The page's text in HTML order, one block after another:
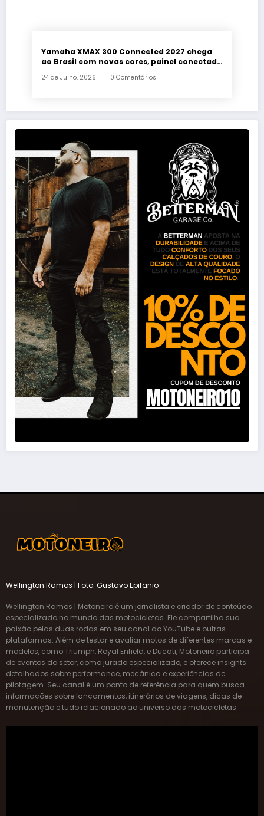
Yamaha XMAX 300 Connected 2027 chega
ao Brasil com novas cores, painel conectado
24 de Julho, 2026 0 Comentários
Wellington Ramos | Foto: Gustavo Epifanio
Wellington Ramos | Motoneiro é um jornalista e criador de conteúdo
especializado no mundo das motocicletas. Ele compartilha sua
paixão pelas duas rodas em seu canal do YouTube e outras
plataformas. Além de testar e avaliar motos de diferentes marcas e
modelos, como Triumph, Royal Enfield, e Ducati, Motoneiro participa
de eventos do setor, como jurado especializado, e oferece insights
detalhados sobre performance, mecânica e experiências de
pilotagem. Seu canal é um ponto de referência para quem busca
informações sobre lançamentos, itinerários de viagens, dicas de
manutenção e tudo relacionado ao universo das motocicletas.